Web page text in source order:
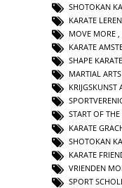
SHOTOKAN
KARATE
MOVE MORE ,
KARATE
SHAPE KARATE
MARTIAL
KRIJGSKUNST
START OF
KARATE
SHOTOKAN
KARATE
VRIENDEN
SPORT